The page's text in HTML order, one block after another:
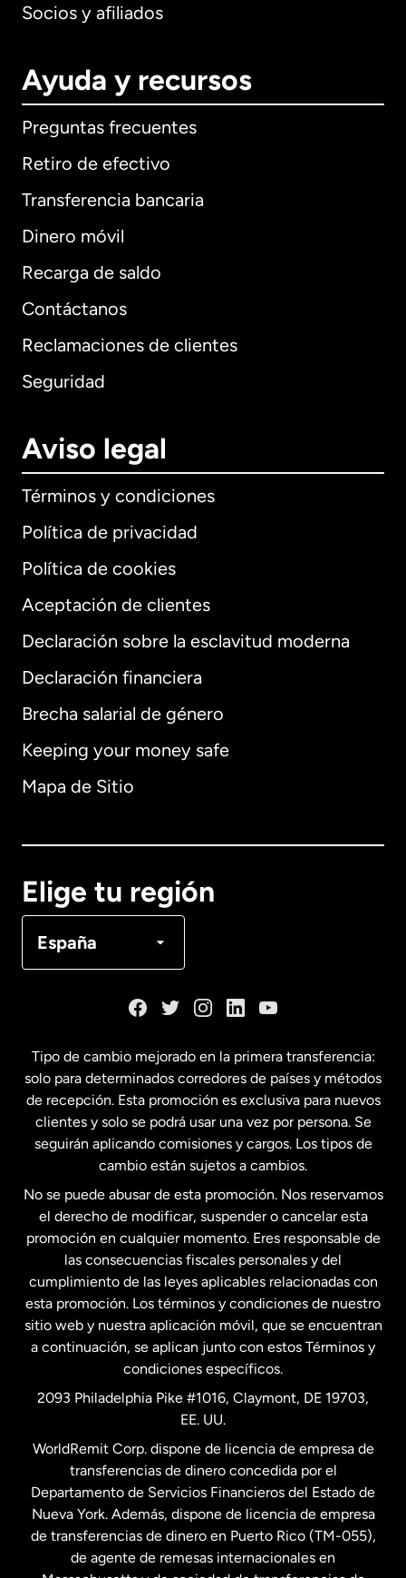
Socios y afiliados
Ayuda y recursos
Preguntas frecuentes
Retiro de efectivo
Transferencia bancaria
Dinero móvil
Recarga de saldo
Contáctanos
Reclamaciones de clientes
Seguridad
Aviso legal
Términos y condiciones
Política de privacidad
Política de cookies
Aceptación de clientes
Declaración sobre la esclavitud moderna
Declaración financiera
Brecha salarial de género
Keeping your money safe
Mapa de Sitio
Elige tu región
España
Internacional English
Alemania
Français
Estados Unidos English
Estados Unidos Español
Francia
Malasia
Nueva Zelanda
Países Bajos
Suecia
Tipo de cambio mejorado en la primera transferencia:
solo para determinados corredores de países y métodos
de recepción. Esta promoción es exclusiva para nuevos
clientes y solo se podrá usar una vez por persona. Se
seguirán aplicando comisiones y cargos. Los tipos de
cambio están sujetos a cambios.
No se puede abusar de esta promoción. Nos reservamos
el derecho de modificar, suspender o cancelar esta
promoción en cualquier momento. Eres responsable de
las consecuencias fiscales personales y del
cumplimiento de las leyes aplicables relacionadas con
esta promoción. Los términos y condiciones de nuestro
sitio web y nuestra aplicación móvil, que se encuentran
a continuación, se aplican junto con estos Términos y
condiciones específicos.
2093 Philadelphia Pike #1016, Claymont, DE 19703,
EE. UU.
WorldRemit Corp. dispone de licencia de empresa de
transferencias de dinero concedida por el
Departamento de Servicios Financieros del Estado de
Nueva York. Además, dispone de licencia de empresa
de transferencias de dinero en Puerto Rico (TM-055),
de agente de remesas internacionales en